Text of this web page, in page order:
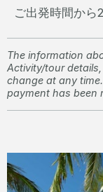
ご出発時間から
The information
Activity/tour
change at any
payment has been